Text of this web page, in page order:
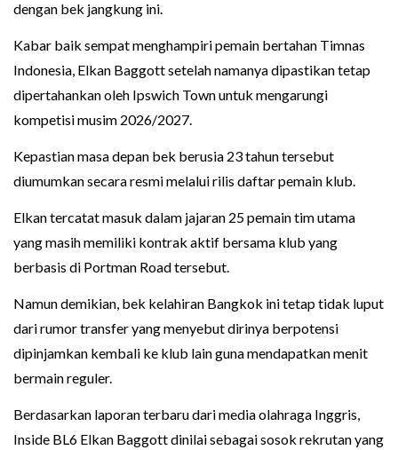
dengan bek jangkung ini.
Kabar baik sempat menghampiri pemain bertahan Timnas
Indonesia, Elkan Baggott setelah namanya dipastikan tetap
dipertahankan oleh Ipswich Town untuk mengarungi
kompetisi musim 2026/2027.
Kepastian masa depan bek berusia 23 tahun tersebut
diumumkan secara resmi melalui rilis daftar pemain klub.
Elkan tercatat masuk dalam jajaran 25 pemain tim utama
yang masih memiliki kontrak aktif bersama klub yang
berbasis di Portman Road tersebut.
Namun demikian, bek kelahiran Bangkok ini tetap tidak luput
dari rumor transfer yang menyebut dirinya berpotensi
dipinjamkan kembali ke klub lain guna mendapatkan menit
bermain reguler.
Berdasarkan laporan terbaru dari media olahraga Inggris,
Inside BL6 Elkan Baggott dinilai sebagai sosok rekrutan yang